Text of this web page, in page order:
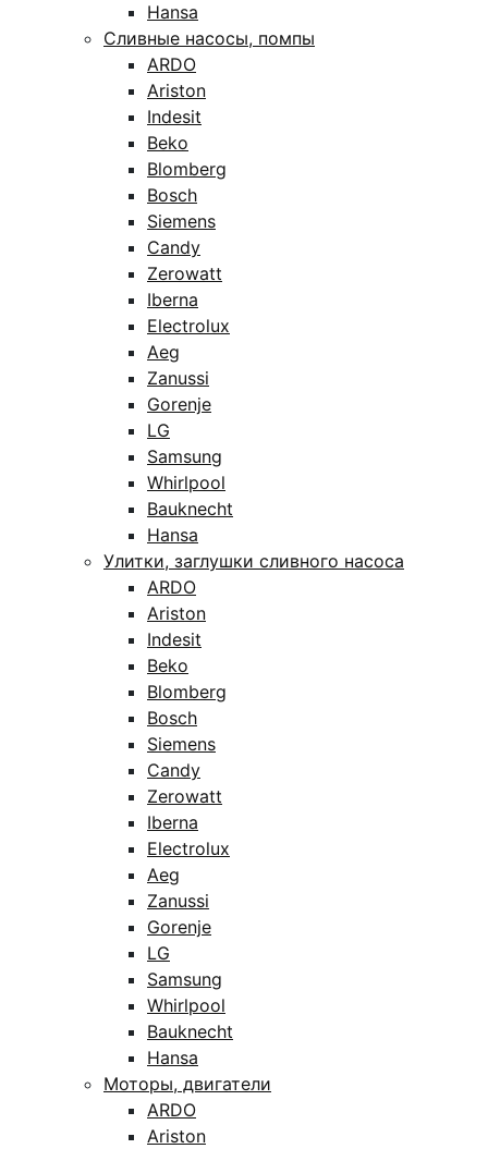
Hansa
Сливные насосы, помпы
ARDO
Ariston
Indesit
Beko
Blomberg
Bosch
Siemens
Candy
Zerowatt
Iberna
Electrolux
Aeg
Zanussi
Gorenje
LG
Samsung
Whirlpool
Bauknecht
Hansa
Улитки, заглушки сливного насоса
ARDO
Ariston
Indesit
Beko
Blomberg
Bosch
Siemens
Candy
Zerowatt
Iberna
Electrolux
Aeg
Zanussi
Gorenje
LG
Samsung
Whirlpool
Bauknecht
Hansa
Моторы, двигатели
ARDO
Ariston